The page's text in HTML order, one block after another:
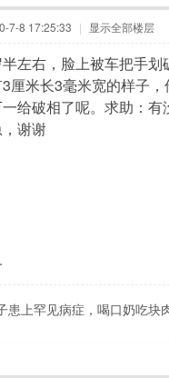
7-8 17:25:33 | 显示全部楼层
左右，脸上被车把手
厘米长3毫米宽的样子
给破相了呢。求助：
谢谢
患上罕见病症，喝口奶吃块